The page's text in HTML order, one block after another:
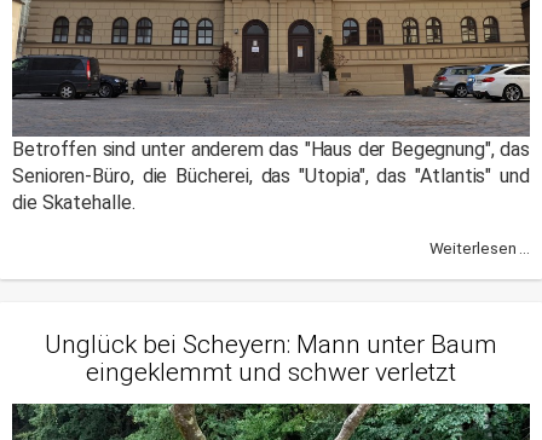
Betroffen sind unter anderem das "Haus der Begegnung", das
Senioren-Büro, die Bücherei, das "Utopia", das "Atlantis" und
die Skatehalle.
Weiterlesen ...
Unglück bei Scheyern: Mann unter Baum
eingeklemmt und schwer verletzt